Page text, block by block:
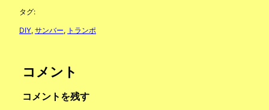
タグ:
DIY, サンバー, トランポ
コメント
コメントを残す